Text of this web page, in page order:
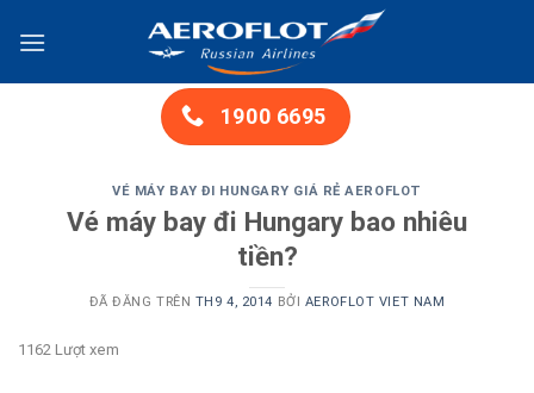
đến
1900 6695
VÉ MÁY BAY ĐI HUNGARY GIÁ RẺ AEROFLOT
Vé máy bay đi Hungary bao nhiêu
tiền?
ĐÃ ĐĂNG TRÊN TH9 4, 2014 BỞI AEROFLOT VIET NAM
1162 Lượt xem